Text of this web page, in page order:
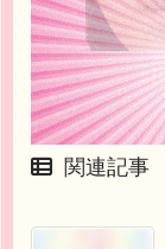
関連記事